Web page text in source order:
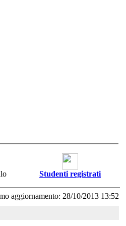
Studenti registrati
aggiornamento: 28/10/2013 13:52